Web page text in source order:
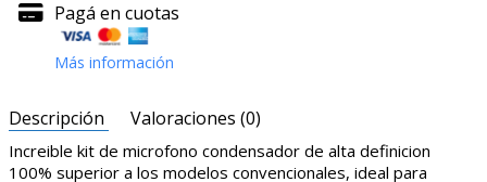
Pagá en cuotas
Más información
Descripción Valoraciones (0)
Increible kit de microfono condensador de alta definicion
100% superior a los modelos convencionales, ideal para